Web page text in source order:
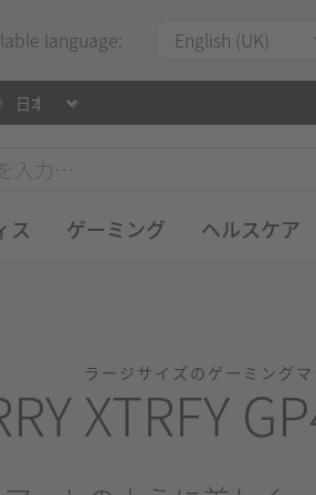
language:
ス ゲーミング ヘルスケア
ラージサイズのゲーミング
XTRFY